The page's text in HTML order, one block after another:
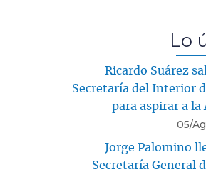
Lo
Ricardo Suárez
Secretaría del Interior
para aspirar a la
05/
Jorge Palomino
Secretaría General